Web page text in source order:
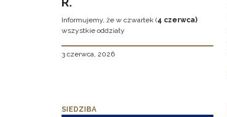
Informujemy, że w czwartek (4 czerwca)
wszystkie oddziały
3 czerwca, 2026
SIEDZIBA